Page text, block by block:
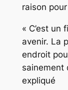
raison
« C’est un
avenir. La
endroit
sainement
expliqué